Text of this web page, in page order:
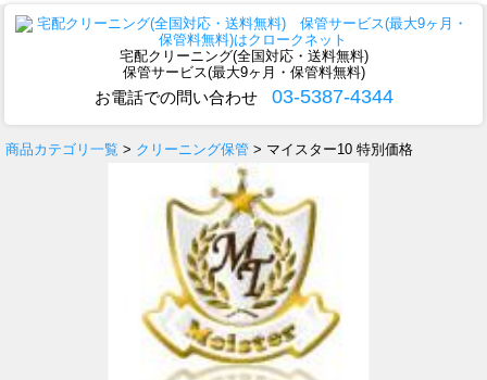
宅配クリーニング(全国対応・送料無料)
保管サービス(最大9ヶ月・保管料無料)
お電話での問い合わせ 03-5387-4344
商品カテゴリ一覧 > クリーニング保管 > マイスター10 特別価格